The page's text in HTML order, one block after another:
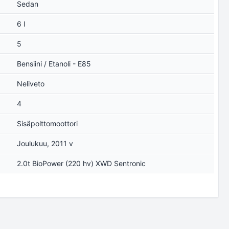
Sedan
6 l
5
Bensiini / Etanoli - E85
Neliveto
4
Sisäpolttomoottori
Joulukuu, 2011 v
2.0t BioPower (220 hv) XWD Sentronic